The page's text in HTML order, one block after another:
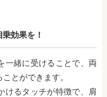
効果を！
一緒に受けることで、両
とができます。
けるタッチが特徴で、肩